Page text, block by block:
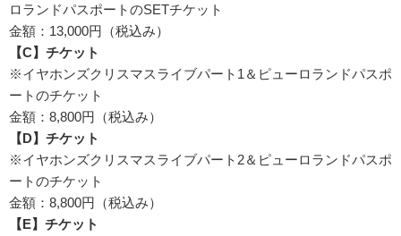
ロランドパスポートのSETチケット
金額：13,000円（税込み）
【C】 チケット
※イヤホンズクリスマスライブパート1＆ピューロランドパスポ
ートのチケット
金額：8,800円（税込み）
【D】 チケット
※イヤホンズクリスマスライブパート2＆ピューロランドパスポ
ートのチケット
金額：8,800円（税込み）
【E】 チケット